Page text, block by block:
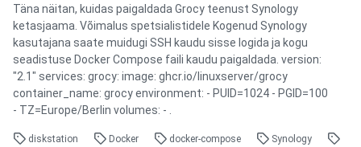
Täna näitan, kuidas paigaldada Grocy teenust Synology
ketasjaama. Võimalus spetsialistidele Kogenud Synology
kasutajana saate muidugi SSH kaudu sisse logida ja kogu
seadistuse Docker Compose faili kaudu paigaldada. version:
"2.1" services: grocy: image: ghcr.io/linuxserver/grocy
container_name: grocy environment: - PUID=1024 - PGID=100
- TZ=Europe/Berlin volumes: - .
diskstation Docker docker-compose
Synology